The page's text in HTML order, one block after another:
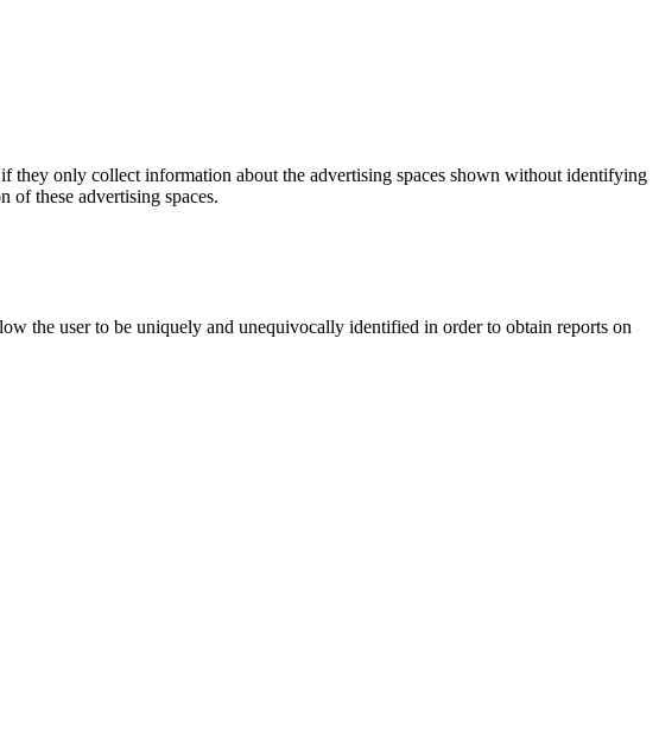
they only collect information about the advertising spaces shown without identifying
of these advertising spaces.
the user to be uniquely and unequivocally identified in order to obtain reports on